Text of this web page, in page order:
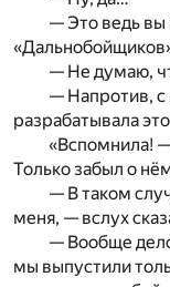
— Это ведь вы
— Не думаю,
— Напротив, с
разрабатывала
«Вспомнила!
Только забыл о
— В таком
меня, — вслух
— Вообще
мы выпустили